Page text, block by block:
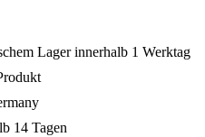
Lager innerhalb 1 Werktag
14 Tagen